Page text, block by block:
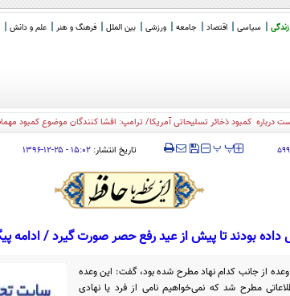
سیاسی اقتصاد جامعه ورزشی بین الملل فرهنگ و هنر علم و دانش
کمبود ذخائر تسلیحاتی آمریکا/ ترامپ: افشا کنندگان موضوع کمبود
‍‍‍ پپ تاریخ انتشار: ۱۵:۰۲ - ۲۵-۱۲-۱۳۹۶
بودند تا پیش از عید رفع حصر صورت گیرد / ادامه
از جانب کدام نهاد مطرح شده بود، گفت: این وعده
مطرح شد که نمی‌خواهیم نامی از فرد یا نهادی